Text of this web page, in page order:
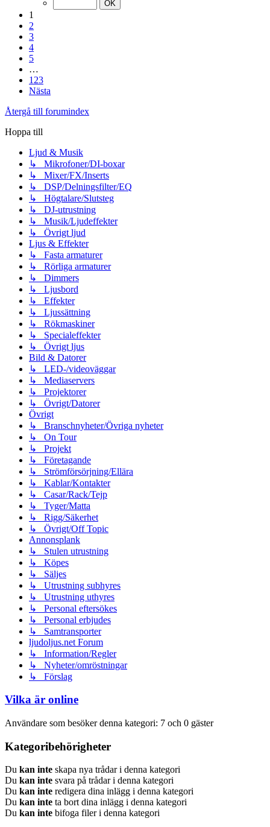
1
2
3
4
5
…
123
Nästa
Återgå till forumindex
Hoppa till
Ljud & Musik
↳ Mikrofoner/DI-boxar
↳ Mixer/FX/Inserts
↳ DSP/Delningsfilter/EQ
↳ Högtalare/Slutsteg
↳ DJ-utrustning
↳ Musik/Ljudeffekter
↳ Övrigt ljud
Ljus & Effekter
↳ Fasta armaturer
↳ Rörliga armaturer
↳ Dimmers
↳ Ljusbord
↳ Effekter
↳ Ljussättning
↳ Rökmaskiner
↳ Specialeffekter
↳ Övrigt ljus
Bild & Datorer
↳ LED-/videoväggar
↳ Mediaservers
↳ Projektorer
↳ Övrigt/Datorer
Övrigt
↳ Branschnyheter/Övriga nyheter
↳ On Tour
↳ Projekt
↳ Företagande
↳ Strömförsörjning/Ellära
↳ Kablar/Kontakter
↳ Casar/Rack/Tejp
↳ Tyger/Matta
↳ Rigg/Säkerhet
↳ Övrigt/Off Topic
Annonsplank
↳ Stulen utrustning
↳ Köpes
↳ Säljes
↳ Utrustning subhyres
↳ Utrustning uthyres
↳ Personal eftersökes
↳ Personal erbjudes
↳ Samtransporter
ljudoljus.net Forum
↳ Information/Regler
↳ Nyheter/omröstningar
↳ Förslag
Vilka är online
Användare som besöker denna kategori: 7 och 0 gäster
Kategoribehörigheter
Du kan inte skapa nya trådar i denna kategori
Du kan inte svara på trådar i denna kategori
Du kan inte redigera dina inlägg i denna kategori
Du kan inte ta bort dina inlägg i denna kategori
Du kan inte bifoga filer i denna kategori